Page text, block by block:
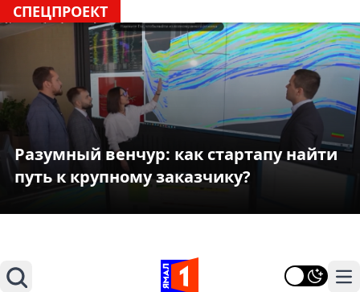
СПЕЦПРОЕКТ
Разумный венчур: как стартапу найти
путь к крупному заказчику?
Поиск